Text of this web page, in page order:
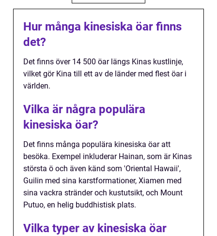
Hur många kinesiska öar finns
det?
Det finns över 14 500 öar längs Kinas kustlinje,
vilket gör Kina till ett av de länder med flest öar i
världen.
Vilka är några populära
kinesiska öar?
Det finns många populära kinesiska öar att
besöka. Exempel inkluderar Hainan, som är Kinas
största ö och även känd som 'Oriental Hawaii',
Guilin med sina karstformationer, Xiamen med
sina vackra stränder och kustutsikt, och Mount
Putuo, en helig buddhistisk plats.
Vilka typer av kinesiska öar